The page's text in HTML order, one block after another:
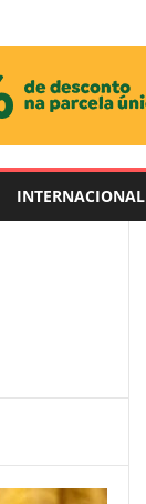
INTERNACIONAL